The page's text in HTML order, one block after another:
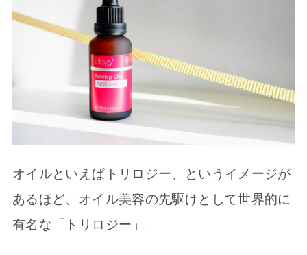
オイルといえばトリロジー、というイメージが
あるほど、オイル美容の先駆けとして世界的に
有名な「トリロジー」。